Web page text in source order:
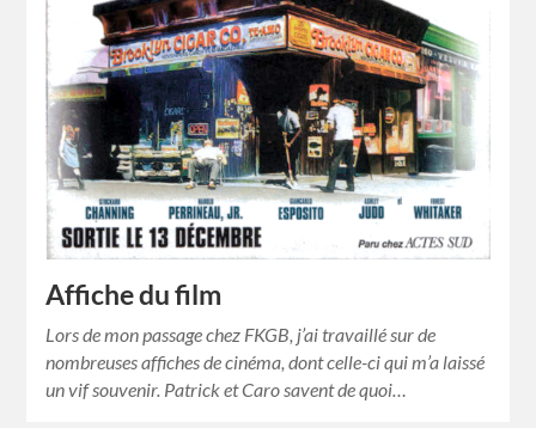
Affiche du film
Lors de mon passage chez FKGB, j’ai travaillé sur de
nombreuses affiches de cinéma, dont celle-ci qui m’a laissé
un vif souvenir. Patrick et Caro savent de quoi…